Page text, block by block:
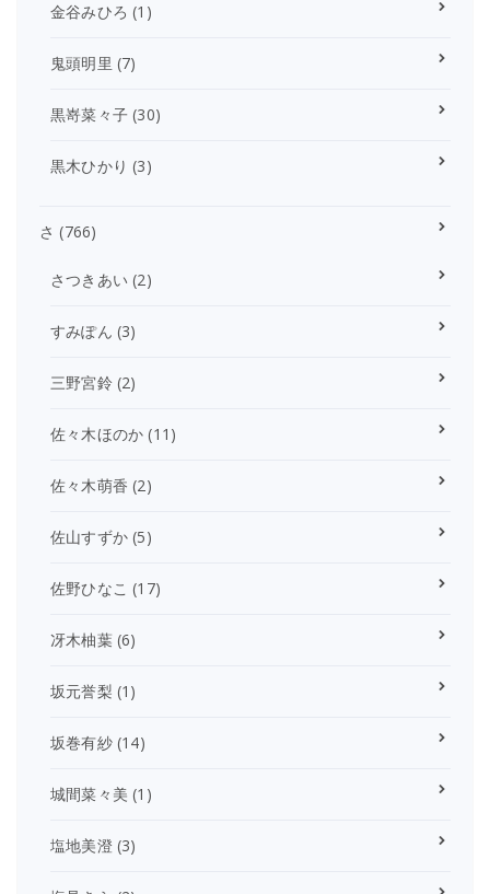
金谷みひろ (1)
鬼頭明里 (7)
黒嵜菜々子 (30)
黒木ひかり (3)
さ (766)
さつきあい (2)
すみぽん (3)
三野宮鈴(2)
佐々木ほのか (11)
佐々木萌香 (2)
佐山すずか (5)
佐野ひなこ (17)
冴木柚葉(6)
坂元誉梨 (1)
坂巻有紗(14)
城間菜々美 (1)
塩地美澄(3)